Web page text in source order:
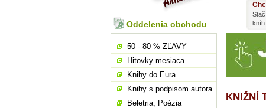
KNIŽNÍ
kníh
Oddelenia obchodu
50 - 80 % ZĽAVY
Hitovky mesiaca
Knihy do Eura
Knihy s podpisom autora
Beletria, Poézia